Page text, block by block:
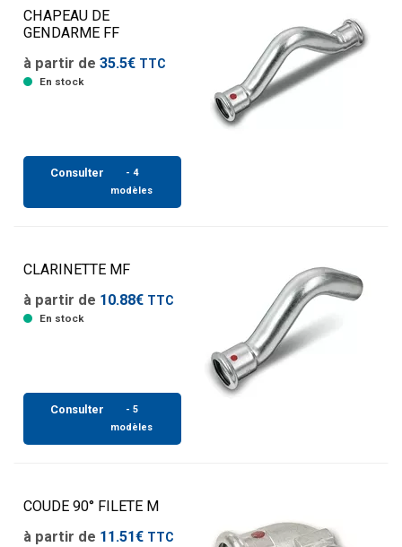
CHAPEAU DE
GENDARME FF
à partir de 35.5€ TTC
En stock
Consulter
- 4
modèles
CLARINETTE MF
à partir de 10.88€ TTC
En stock
Consulter
- 5
modèles
COUDE 90° FILETE M
à partir de 11.51€ TTC